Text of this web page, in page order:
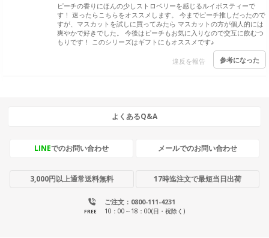
ピーチの香りにほんの少しストロベリーを感じるルイボスティーで
す！ 迷ったらこちらをオススメします。 今までピーチ推しだったので
すが、マスカットを試しに買ってみたら マスカットの方が個人的には
爽やかで好きでした。 今後はピーチもお気に入りなので交互に飲むつ
もりです！ このシリーズはギフトにもオススメです♪
違反を報告 参考になった
よくあるQ&A
LINEでのお問い合わせ メールでのお問い合わせ
3,000円以上通常送料無料 17時迄注文で最短当日出荷
ご注文：0800-111-4231
FREE 10：00～18：00(日・祝除く)